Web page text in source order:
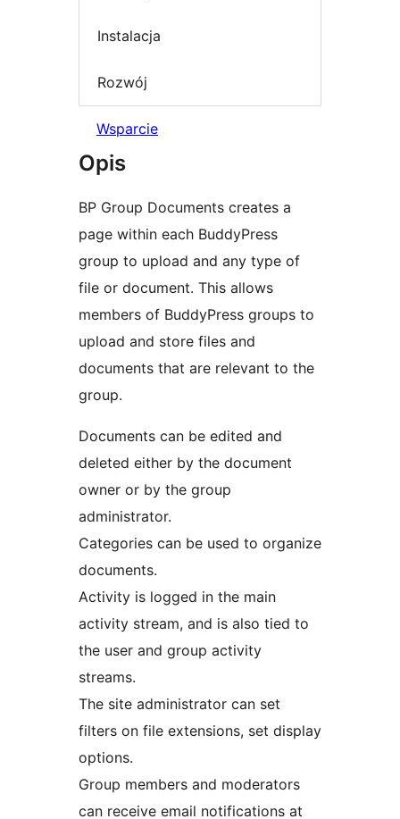
Instalacja
Rozwój
Wsparcie
Opis
BP Group Documents creates a
page within each BuddyPress
group to upload and any type of
file or document. This allows
members of BuddyPress groups to
upload and store files and
documents that are relevant to the
group.
Documents can be edited and
deleted either by the document
owner or by the group
administrator.
Categories can be used to organize
documents.
Activity is logged in the main
activity stream, and is also tied to
the user and group activity
streams.
The site administrator can set
filters on file extensions, set display
options.
Group members and moderators
can receive email notifications at